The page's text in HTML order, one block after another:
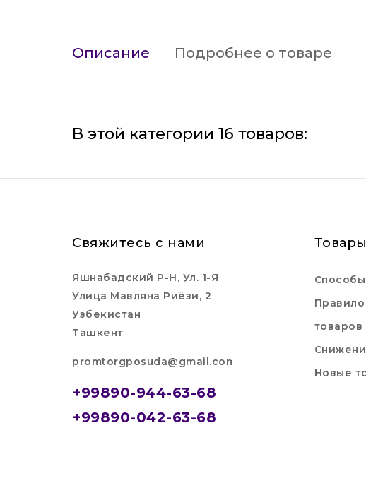
Описание Подробнее о товаре
В этой категории 16 товаров:
Свяжитесь с нами
Яшнабадский Р-Н, Ул. 1-Я
Улица Мавляна Риёзи, 2
Узбекистан
Ташкент
promtorgposuda@gmail.com
+99890-944-63-68
+99890-042-63-68
Товары
Правило
товаров
Новые